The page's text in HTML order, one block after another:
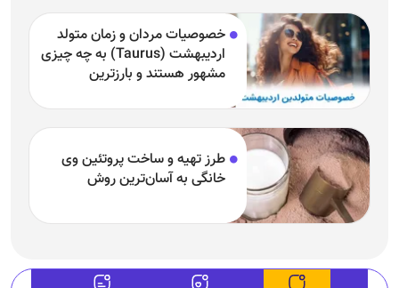
خصوصیات مردان و زمان متولد
اردیبهشت (Taurus) به چه چیزی
مشهور هستند و بارزترین
طرز تهیه و ساخت پروتئین وی
خانگی به آسان‌ترین روش